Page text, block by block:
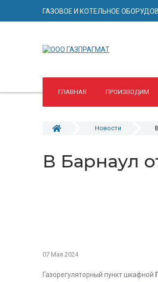
ГАЗОВОЕ И КОТЕЛЬНОЕ
ГЛАВНАЯ ПРОИЗВОДИМ
Новости
В Барнаул
07 Мая 2024
Газорегуляторный пункт шкафной